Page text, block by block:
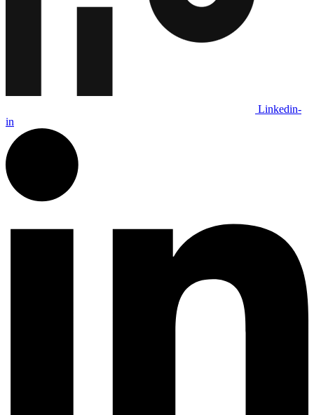
Linkedin-
in